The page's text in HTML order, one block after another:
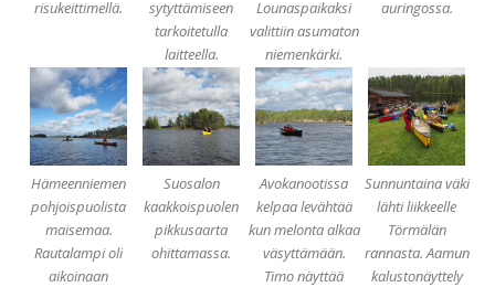
risukeittimellä.
sytyttämiseen
tarkoitetulla
laitteella.
Lounaspaikaksi
valittiin asumaton
niemenkärki.
auringossa.
Hämeenniemen
pohjoispuolista
maisemaa.
Rautalampi oli
aikoinaan
Suosalon
kaakkoispuolen
pikkusaarta
ohittamassa.
Avokanootissa
kelpaa levähtää
kun melonta alkaa
väsyttämään.
Timo näyttää
Sunnuntaina väki
lähti liikkeelle
Törmälän
rannasta. Aamun
kalustonäyttely